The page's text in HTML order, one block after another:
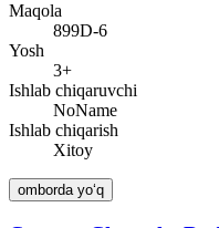
Maqola
899D-6
Yosh
3+
Ishlab chiqaruvchi
NoName
Ishlab chiqarish
Xitoy
omborda yo‘q